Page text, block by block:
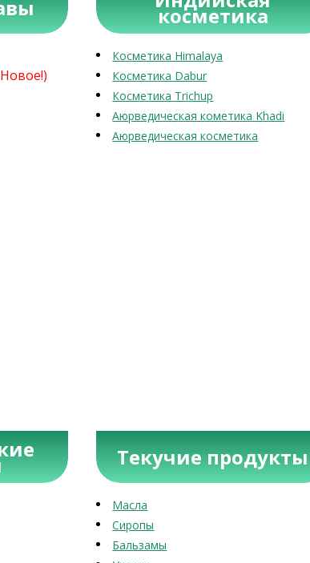
косметика
Косметика Himalaya
Косметика Dabur
Косметика Trichup
Аюрведическая кометика Khadi
Аюрведическая косметика
Текучие продукты
Масла
Сиропы
Бальзамы